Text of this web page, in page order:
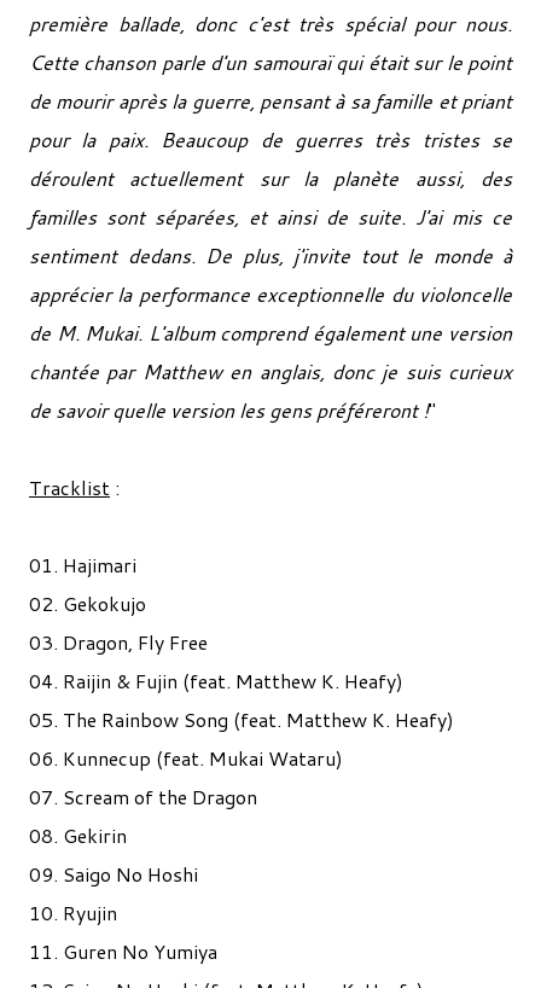
première ballade, donc c'est très spécial pour nous.
Cette chanson parle d'un samouraï qui était sur le point
de mourir après la guerre, pensant à sa famille et priant
pour la paix. Beaucoup de guerres très tristes se
déroulent actuellement sur la planète aussi, des
familles sont séparées, et ainsi de suite. J'ai mis ce
sentiment dedans. De plus, j'invite tout le monde à
apprécier la performance exceptionnelle du violoncelle
de M. Mukai. L'album comprend également une version
chantée par Matthew en anglais, donc je suis curieux
de savoir quelle version les gens préféreront !"
Tracklist :
01. Hajimari
02. Gekokujo
03. Dragon, Fly Free
04. Raijin & Fujin (feat. Matthew K. Heafy)
05. The Rainbow Song (feat. Matthew K. Heafy)
06. Kunnecup (feat. Mukai Wataru)
07. Scream of the Dragon
08. Gekirin
09. Saigo No Hoshi
10. Ryujin
11. Guren No Yumiya